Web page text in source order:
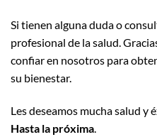
Si tienen alguna duda o
profesional de la salud.
confiar en nosotros para
su bienestar.
Les deseamos mucha salud y
Hasta la próxima